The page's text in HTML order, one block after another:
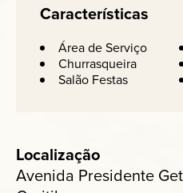
Características
Área de Serviço
Churrasqueira
Salão Festas
Localização
Avenida Presidente